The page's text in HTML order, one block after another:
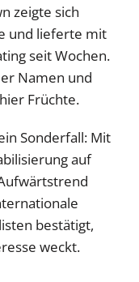
zeigte sich
und lieferte mit
seit Wochen.
Namen und
Früchte.
Sonderfall: Mit
auf
bestätigt,
weckt.